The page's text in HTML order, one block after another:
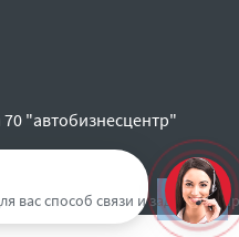
"автобизнесцентр"
Наверх
вас способ связи и задайте